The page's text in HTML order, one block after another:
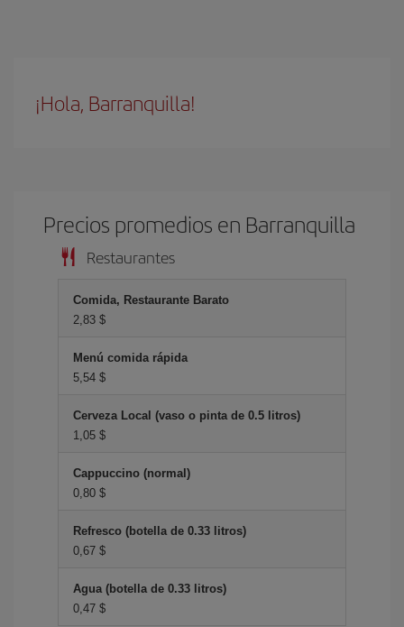
¡Hola, Barranquilla!
Precios promedios en Barranquilla
Restaurantes
Comida, Restaurante Barato
2,83 $
Menú comida rápida
5,54 $
Cerveza Local (vaso o pinta de 0.5 litros)
1,05 $
Cappuccino (normal)
0,80 $
Refresco (botella de 0.33 litros)
0,67 $
Agua (botella de 0.33 litros)
0,47 $